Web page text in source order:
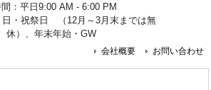
間：平日9:00 AM - 6:00 PM
日・祝祭日 （12月～3月末までは無
休）、年末年始・GW
会社概要 お問い合わせ